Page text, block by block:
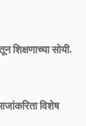
सोयी.
विशेष